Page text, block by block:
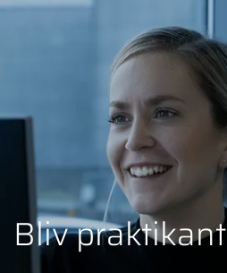
Bliv